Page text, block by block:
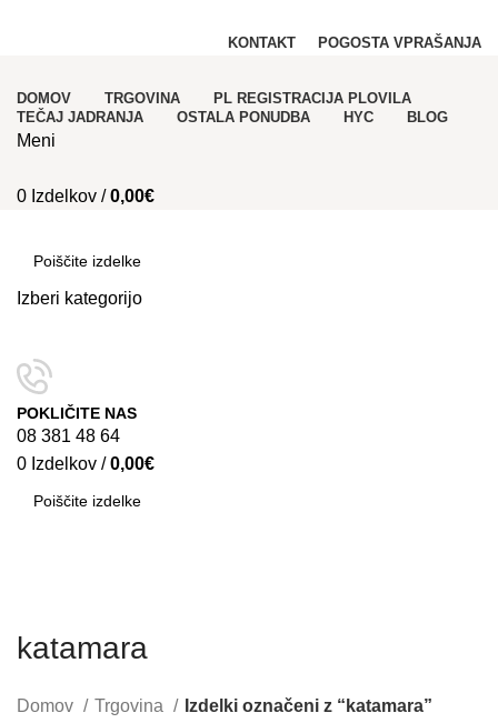
KONTAKT POGOSTA VPRAŠANJA
DOMOV TRGOVINA
PL REGISTRACIJA PLOVILA
TEČAJ JADRANJA
OSTALA PONUDBA HYC BLOG
Meni
0 Izdelkov / 0,00€
Izberi kategorijo
POKLIČITE NAS
08 381 48 64
0 Izdelkov / 0,00€
katamara
Domov Trgovina
Izdelki označeni z “katamara”